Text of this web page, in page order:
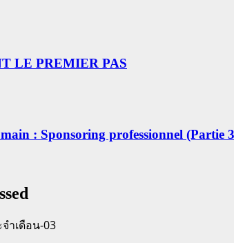
LE PREMIER PAS
: Sponsoring professionnel (Partie